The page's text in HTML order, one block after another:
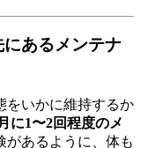
あるメンテナ
をいかに維持するか
月に1〜2回程度のメ
があるように、体も